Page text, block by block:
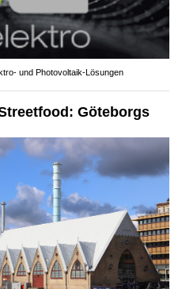
und Photovoltaik-Lösungen
Göteborgs